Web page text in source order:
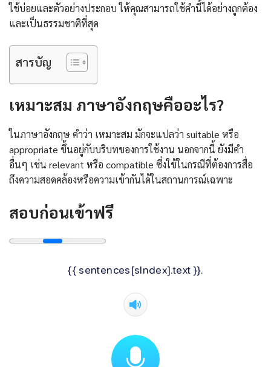
ใช้บ่อยและตัวอย่างประกอบ ให้คุณสามารถใช้คำนี้ได้อย่างถูกต้อง
และเป็นธรรมชาติที่สุด
สารบัญ
เหมาะสม ภาษาอังกฤษคืออะไร?
ในภาษาอังกฤษ คำว่า เหมาะสม มักจะแปลว่า suitable หรือ
appropriate ขึ้นอยู่กับบริบทของการใช้งาน นอกจากนี้ ยังมีคำ
อื่นๆ เช่น relevant หรือ compatible ซึ่งใช้ในกรณีที่ต้องการสื่อ
ถึงความสอดคล้องหรือความเข้ากันได้ในสถานการณ์เฉพาะ
สอบก่อนเข้าฟรี
{{ sentences[sIndex].text }}.